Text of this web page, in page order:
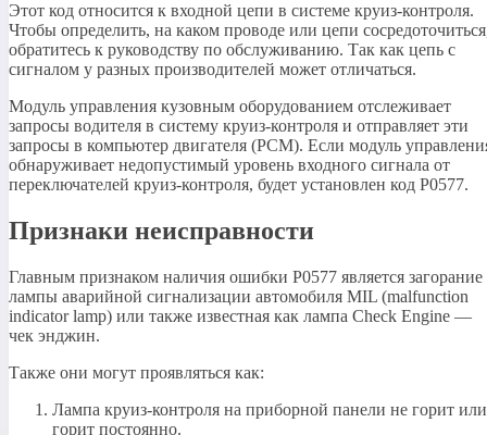
Этот код относится к входной цепи в системе круиз-контроля.
Чтобы определить, на каком проводе или цепи
обратитесь к руководству по обслуживанию. Так как цепь с
сигналом у разных производителей может отличаться.
Модуль управления кузовным оборудованием отслеживает
запросы водителя в систему круиз-контроля и отправляет эти
запросы в компьютер двигателя (PCM). Если модуль
обнаруживает недопустимый уровень входного сигнала от
переключателей круиз-контроля, будет установлен код P0577.
Признаки неисправности
Главным признаком наличия ошибки P0577 является загорание
лампы аварийной сигнализации автомобиля MIL (malfunction
indicator lamp) или также известная как лампа Check Engine —
чек энджин.
Также они могут проявляться как:
Лампа круиз-контроля на приборной панели не горит или
горит постоянно.